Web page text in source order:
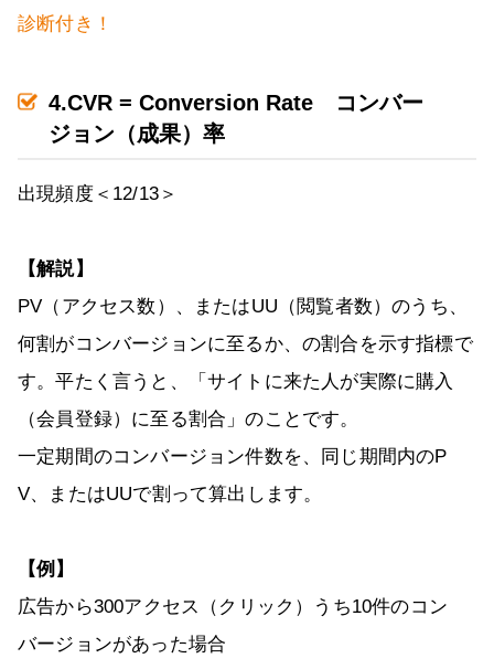
診断付き！
4.CVR = Conversion Rate コンバー
ジョン（成果）率
出現頻度＜12/13＞
【解説】
PV（アクセス数）、またはUU（閲覧者数）のうち、
何割がコンバージョンに至るか、の割合を示す指標で
す。平たく言うと、「サイトに来た人が実際に購入
（会員登録）に至る割合」のことです。
一定期間のコンバージョン件数を、同じ期間内のP
V、またはUUで割って算出します。
【例】
広告から300アクセス（クリック）うち10件のコン
バージョンがあった場合